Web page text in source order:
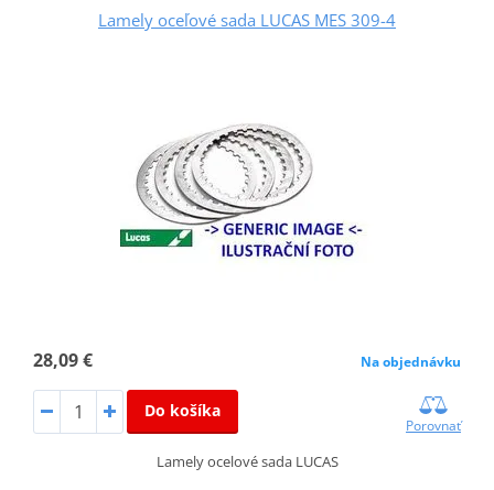
Lamely oceľové sada LUCAS MES 309-4
28,09 € Na objednávku
Do košíka
Porovnať
Lamely ocelové sada LUCAS